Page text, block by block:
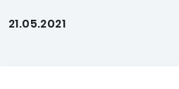
21.05.2021